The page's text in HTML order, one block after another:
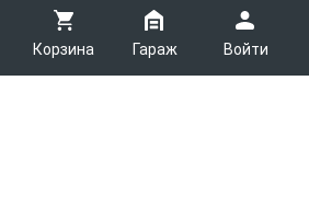
Корзина Гараж Войти